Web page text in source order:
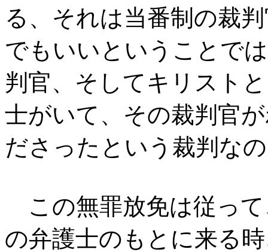
る、それは当番制の裁
でもいいということで
判官、そしてキリスト
士がいて、その裁判官
ださったという裁判な
この無罪放免は従っ
の弁護士のもとに来る